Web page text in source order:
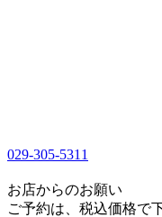
029-305-5311
お店からのお願い
ご予約は、税込価格で